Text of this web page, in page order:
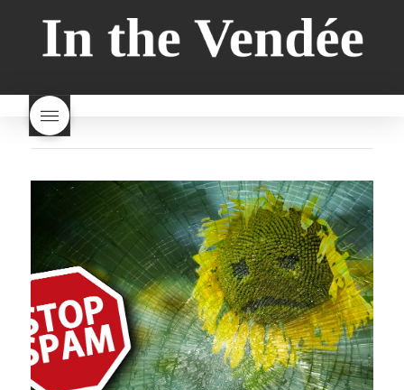
wat is melkbrood
zijn melk
brood en brioche hetzelfde
brood
verkocht
is Beaujolais
Nouveau een fruitige wijn
kooldioxiderijke omgeving.
Nouveau naar? wat is
wanneer is beaujolais dag
wanneer is beaujolais
nouveau dag Wat is de dag
van Beaujolais Nouveau wat
is de traditie rond beaujolais
nouveau wat maakt
Beaujolais Nouveau zo
speciaal wat zijn tannines
witte beaujolais nouveau